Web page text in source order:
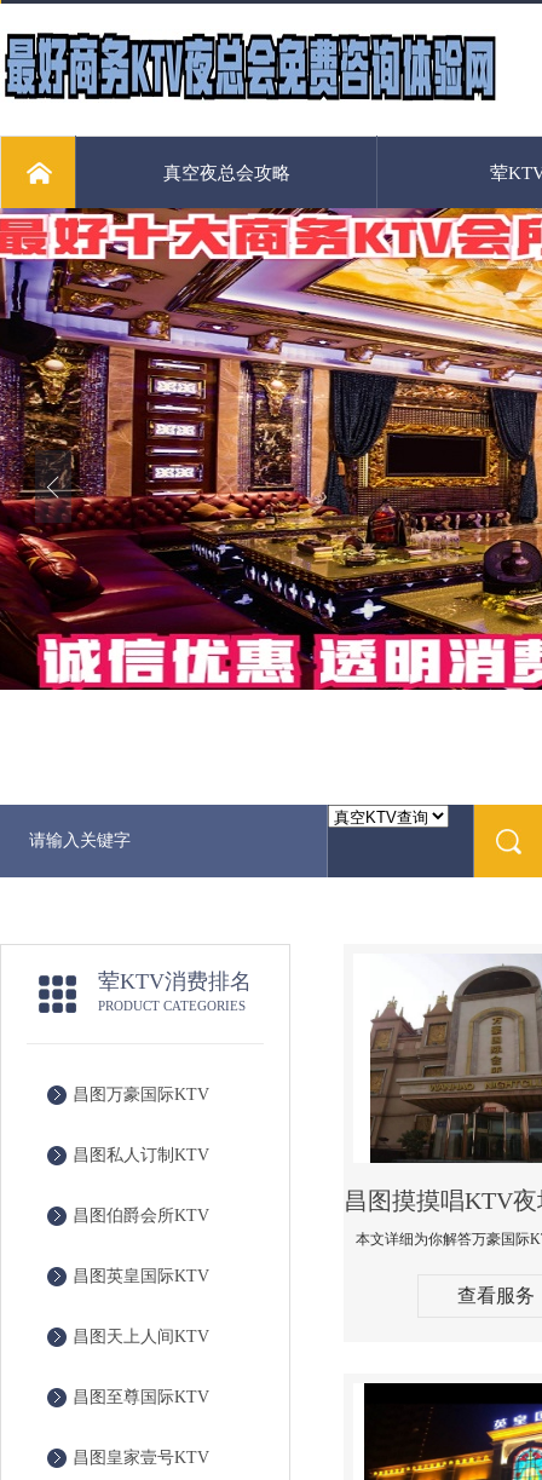
真空夜总会攻略 荤
荤KTV消费排名
PRODUCT CATEGORIES
昌图万豪国际KTV
昌图私人订制KTV
昌图伯爵会所KTV
昌图英皇国际KTV
昌图天上人间KTV
昌图至尊国际KTV
昌图皇家壹号KTV
查看服务